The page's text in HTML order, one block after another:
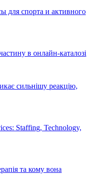
для спорта и активного
в онлайн-каталозі
сильнішу реакцію,
Staffing, Technology,
та кому вона